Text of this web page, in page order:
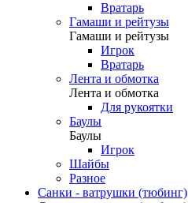
Вратарь
Гамаши и рейтузы
Гамаши и рейтузы
Игрок
Вратарь
Лента и обмотка
Лента и обмотка
Для рукоятки
Баулы
Баулы
Игрок
Шайбы
Разное
Санки - ватрушки (тюбинг)